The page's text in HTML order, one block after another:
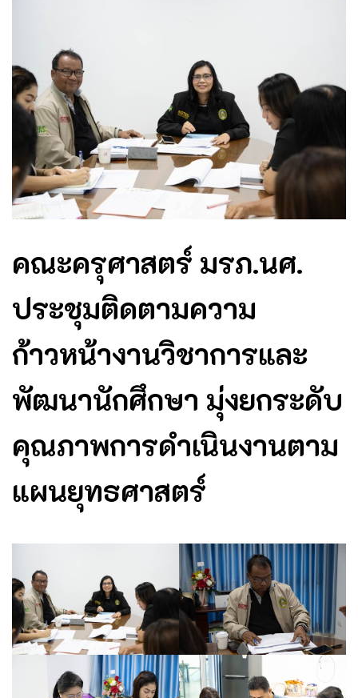
คณะครุศาสตร์ มรภ.นศ.
ประชุมติดตามความ
ก้าวหน้างานวิชาการและ
พัฒนานักศึกษา มุ่งยกระดับ
คุณภาพการดำเนินงานตาม
แผนยุทธศาสตร์